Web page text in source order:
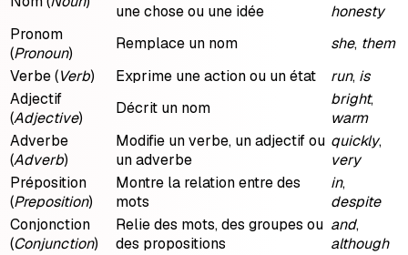
une chose ou une idée
honesty
Pronom
(Pronoun)
Remplace un nom she, them
Verbe (Verb) Exprime une action ou un état run, is
Adjectif
(Adjective)
Décrit un nom bright,
warm
Adverbe
(Adverb)
Modifie un verbe, un adjectif ou
un adverbe
quickly,
very
Préposition
(Preposition)
Montre la relation entre des
mots
in,
despite
Conjonction
(Conjunction)
Relie des mots, des groupes ou
des propositions
and,
although